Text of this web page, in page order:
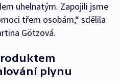
uhelnatým. Zapojili jsme
třem osobám,“ sdělila
Götzová.
plynu